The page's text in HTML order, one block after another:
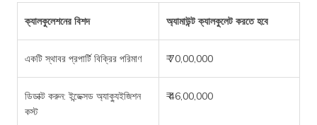
ক্যালকুলেশনের বিশদ অ্যামাউন্ট ক্যালকুলেট করতে হবে
একটি স্থাবর প্রপার্টি বিক্রির পরিমাণ ₹ 70,00,000
ডিডাক্ট করুন: ইন্ডেক্সড অ্যাক্যুইজিশন
কস্ট
₹ 46,00,000